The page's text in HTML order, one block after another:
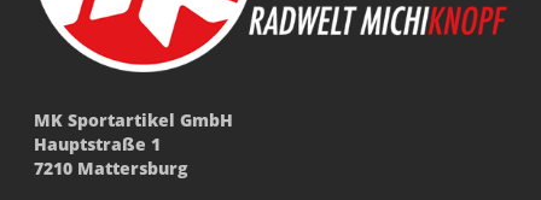
MK Sportartikel GmbH
Hauptstraße 1
7210 Mattersburg